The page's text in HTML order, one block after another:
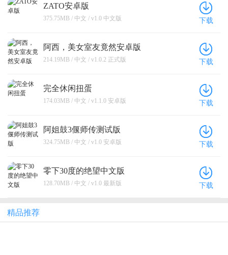
ZATO安卓版
375.75MB / 中文 / v1.0 中文版 下载
阿西，美女室友竟然安卓版
214.19MB / 中文 / v1.0.2 正式版 下载
完全休闲扭蛋
174.03MB / 中文 / v1.1.0 安卓版 下载
阿姐鼓3偃师传测试版
324.75MB / 中文 / v1.0 安卓版 下载
零下30度的绝望中文版
128.70MB / 中文 / v1.0 最新版 下载
精品推荐